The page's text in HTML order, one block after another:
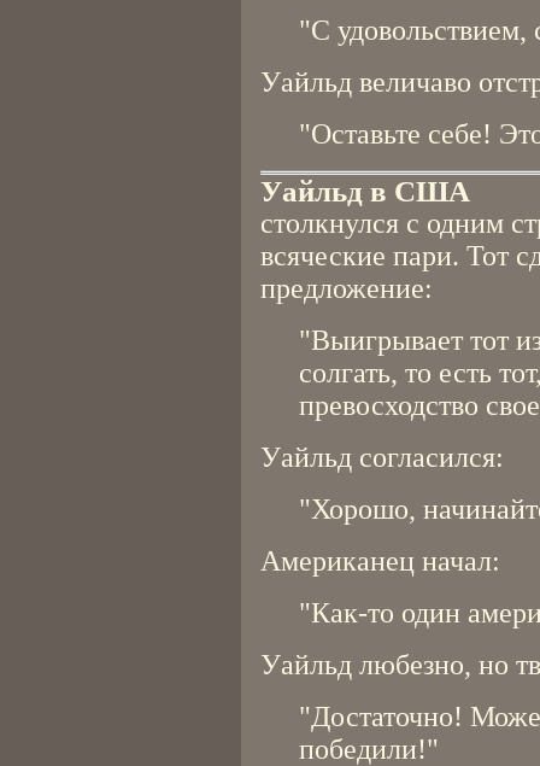
"С удовольствием,
Уайльд величаво
"Оставьте себе!
Уайльд в США
столкнулся с одним
всяческие пари. Тот
предложение:
"Выигрывает тот
солгать, то есть
превосходство
Уайльд согласился:
"Хорошо,
Американец начал:
"Как-то один
Уайльд любезно, но
"Достаточно!
победили!"